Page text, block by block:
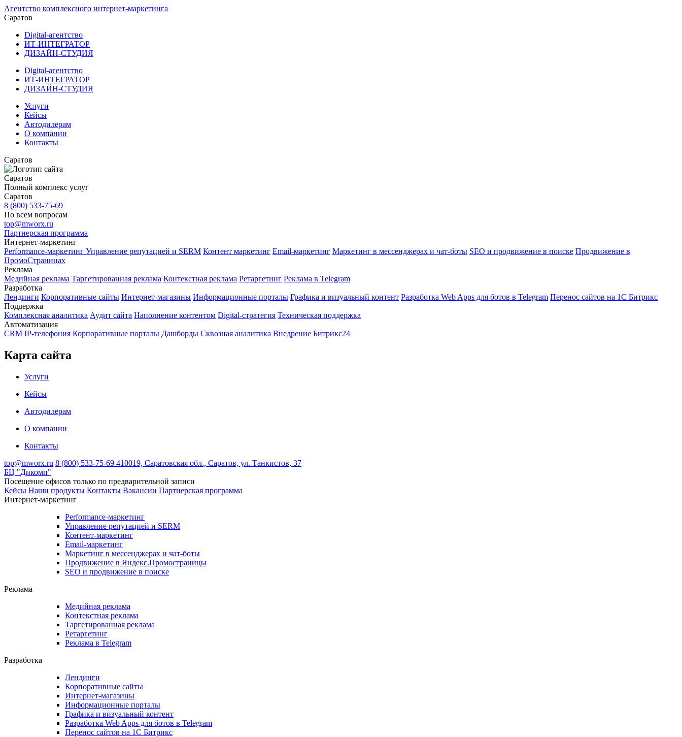
Агентство комплексного интернет-маркетинга
Саратов
Digital-агентство
ИТ-ИНТЕГРАТОР
ДИЗАЙН-СТУДИЯ
Digital-агентство
ИТ-ИНТЕГРАТОР
ДИЗАЙН-СТУДИЯ
Услуги
Кейсы
Автодилерам
О компании
Контакты
Саратов
Саратов
Полный комплекс услуг
Саратов
8 (800) 533-75-69
По всем вопросам
top@mworx.ru
Партнерская программа
Интернет-маркетинг
Performance-маркетинг Управление репутацией и SERM Контент маркетинг Email-маркетинг Маркетинг в мессенджерах и чат-боты SEO и продвижение в поиске Продвижение в
ПромоСтраницах
Реклама
Медийная реклама Таргетированная реклама Контекстная реклама Ретаргетинг Реклама в Telegram
Разработка
Лендинги Корпоративные сайты Интернет-магазины Информационные порталы Графика и визуальный контент Разработка Web Apps для ботов в Telegram Перенос сайтов на 1С Битрикс
Поддержка
Комплексная аналитика Аудит сайта Наполнение контентом Digital-стратегия Техническая поддержка
Автоматизация
CRM IP-телефония Корпоративные порталы Дашборды Сквозная аналитика Внедрение Битрикс24
Карта сайта
Услуги
Кейсы
Автодилерам
О компании
Контакты
top@mworx.ru 8 (800) 533-75-69 410019, Саратовская обл., Саратов, ул. Танкистов, 37
БЦ "Дикомп"
Посещение офисов только по предварительной записи
Кейсы Наши продукты Контакты Вакансии Партнерская программа
Интернет-маркетинг
Performance-маркетинг
Управление репутацией и SERM
Контент-маркетинг
Email-маркетинг
Маркетинг в мессенджерах и чат-боты
Продвижение в Яндекс.Промостраницы
SEO и продвижение в поиске
Реклама
Медийная реклама
Контекстная реклама
Таргетированная реклама
Ретаргетинг
Реклама в Telegram
Разработка
Лендинги
Корпоративные сайты
Интернет-магазины
Информационные порталы
Графика и визуальный контент
Разработка Web Apps для ботов в Telegram
Перенос сайтов на 1С Битрикс